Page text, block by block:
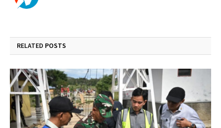
RELATED POSTS